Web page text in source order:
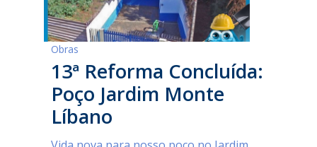
Obras
13ª Reforma Concluída:
Poço Jardim Monte
Líbano